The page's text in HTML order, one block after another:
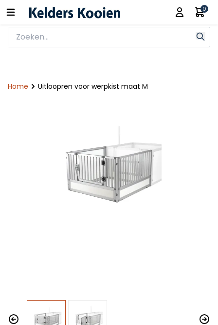
0
Home Uitloopren voor werpkist maat M